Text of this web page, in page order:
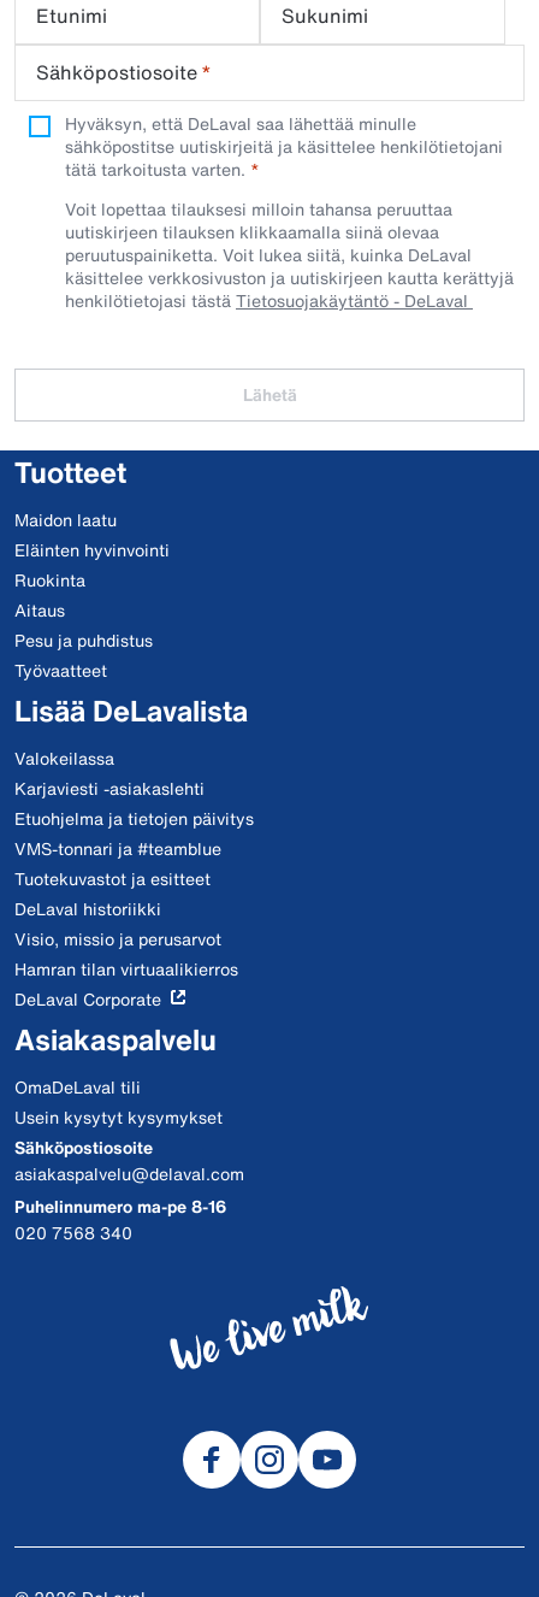
Etunimi
Sukunimi
Sähköpostiosoite*
Hyväksyn, että DeLaval saa lähettää minulle
sähköpostitse uutiskirjeitä ja käsittelee henkilötietojani
tätä tarkoitusta varten.
Voit lopettaa tilauksesi milloin tahansa peruuttaa
uutiskirjeen tilauksen klikkaamalla siinä olevaa
peruutuspainiketta. Voit lukea siitä, kuinka DeLaval
käsittelee verkkosivuston ja uutiskirjeen kautta kerättyjä
henkilötietojasi tästäTietosuojakäytäntö - DeLaval
Lähetä
Tuotteet
Maidon laatu
Eläinten hyvinvointi
Ruokinta
Aitaus
Pesu ja puhdistus
Työvaatteet
Lisää DeLavalista
Valokeilassa
Karjaviesti -asiakaslehti
Etuohjelma ja tietojen päivitys
VMS-tonnari ja #teamblue
Tuotekuvastot ja esitteet
DeLaval historiikki
Visio, missio ja perusarvot
Hamran tilan virtuaalikierros
DeLaval Corporate
Asiakaspalvelu
OmaDeLaval tili
Usein kysytyt kysymykset
Sähköpostiosoite
asiakaspalvelu@delaval.com
Puhelinnumero ma-pe 8-16
020 7568 340